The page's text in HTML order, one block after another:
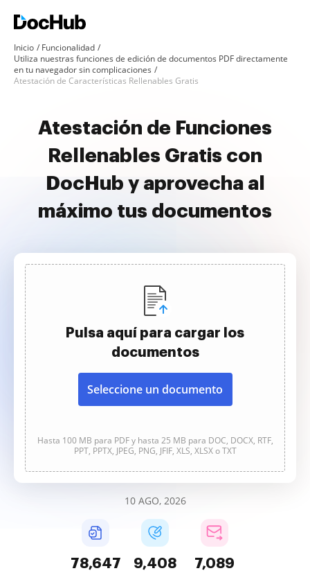
Inicio
Funcionalidad
Utiliza nuestras funciones de edición de documentos PDF directamente
en tu navegador sin complicaciones
Atestación de Características Rellenables Gratis
Atestación de Funciones
Rellenables Gratis con
DocHub y aprovecha al
máximo tus documentos
Pulsa aquí para cargar los
documentos
Seleccione un documento
Hasta 100 MB para PDF y hasta 25 MB para DOC, DOCX, RTF,
PPT, PPTX, JPEG, PNG, JFIF, XLS, XLSX o TXT
10 AGO, 2026
78,647 9,408 7,089